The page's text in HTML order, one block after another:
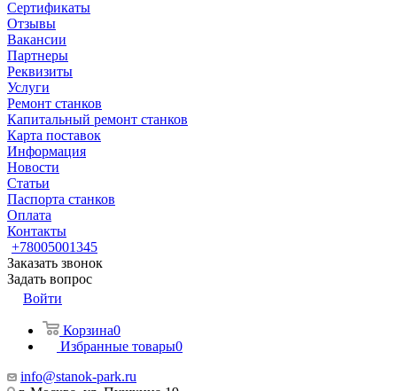
Сертификаты
Отзывы
Вакансии
Партнеры
Реквизиты
Услуги
Ремонт станков
Капитальный ремонт станков
Карта поставок
Информация
Новости
Статьи
Паспорта станков
Оплата
Контакты
+78005001345
Заказать звонок
Задать вопрос
Войти
Корзина0
Избранные товары0
info@stanok-park.ru